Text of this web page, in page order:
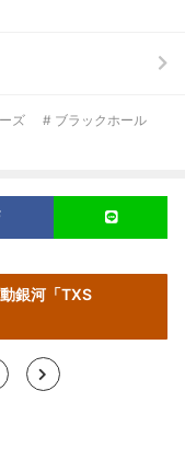
ズ
# ブラックホール
銀河「TXS
>